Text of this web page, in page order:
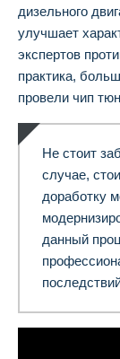
дизельного
улучшает
экспертов
практика,
провели чип
Не стоит
случае,
доработку
данный